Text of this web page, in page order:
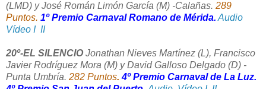
(LMD) y José Román Limón García (M) -Calañas. 289
Puntos. 1º Premio Carnaval Romano de Mérida. Audio
Vídeo I II
20º-EL SILENCIOJonathan Nieves Martínez (L), Francisco
Javier Rodríguez Mora (M) y David Galloso Delgado (D) -
Punta Umbría. 282 Puntos. 4º Premio Carnaval de La Luz.